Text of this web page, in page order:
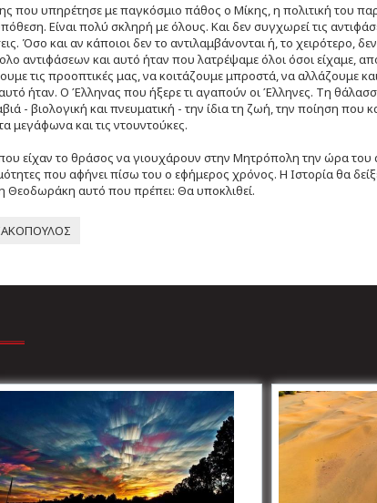
που υπηρέτησε με παγκόσμιο πάθος ο Μίκης, η πολιτική του
Είναι πολύ σκληρή με όλους. Και δεν συγχωρεί τις
Όσο και αν κάποιοι δεν το αντιλαμβάνονται ή, το χειρότερο,
αντιφάσεων και αυτό ήταν που λατρέψαμε όλοι όσοι είχαμε,
τις προοπτικές μας, να κοιτάζουμε μπροστά, να αλλάζουμε
αυτό ήταν. Ο Έλληνας που ήξερε τι αγαπούν οι Έλληνες. Τη
- βιολογική και πνευματική - την ίδια τη ζωή, την ποίηση που
μεγάφωνα και τις ντουντούκες.
είχαν το θράσος να γιουχάρουν στην Μητρόπολη την ώρα του
που αφήνει πίσω του ο εφήμερος χρόνος. Η Ιστορία θα
Θεοδωράκη αυτό που πρέπει: Θα υποκλιθεί.